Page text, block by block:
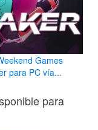
Games
para PC vía...
para